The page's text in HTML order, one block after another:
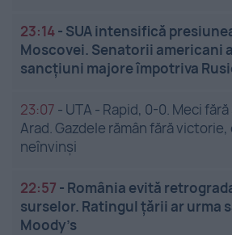
23:14- SUA intensifică
Moscovei. Senatorii americani
sancțiuni majore împotriva
23:07 - UTA - Rapid, 0-0. Meci
Arad. Gazdele rămân fără
neînvinși
22:57 - România evită
surselor. Ratingul țării ar urma
Moody’s